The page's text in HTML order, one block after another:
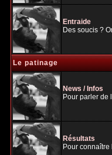
Entraide
Des soucis ?
Le patinage
News / Infos
Pour parler de
Résultats
Pour connaître